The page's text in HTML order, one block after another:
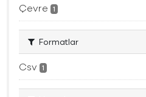
Çevre 1
Formatlar
Csv 1